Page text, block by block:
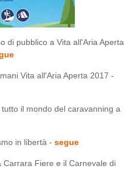
di pubblico a Vita all'Aria Aperta
Vita all'Aria Aperta 2017 -
il mondo del caravanning a
in libertà - segue
Fiere e il Carnevale di